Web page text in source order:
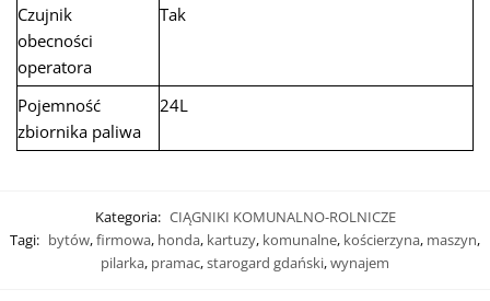
Czujnik
obecności
operatora
Tak
Pojemność
zbiornika paliwa
24L
Kategoria: CIĄGNIKI KOMUNALNO-ROLNICZE
Tagi: bytów,firmowa, honda, kartuzy, komunalne, kościerzyna, maszyn,
pilarka, pramac,starogard gdański,wynajem